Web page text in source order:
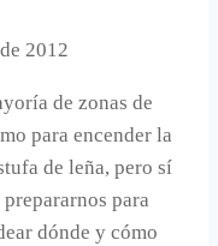
2012
de zonas de
para encender la
de leña, pero sí
para
dónde y cómo